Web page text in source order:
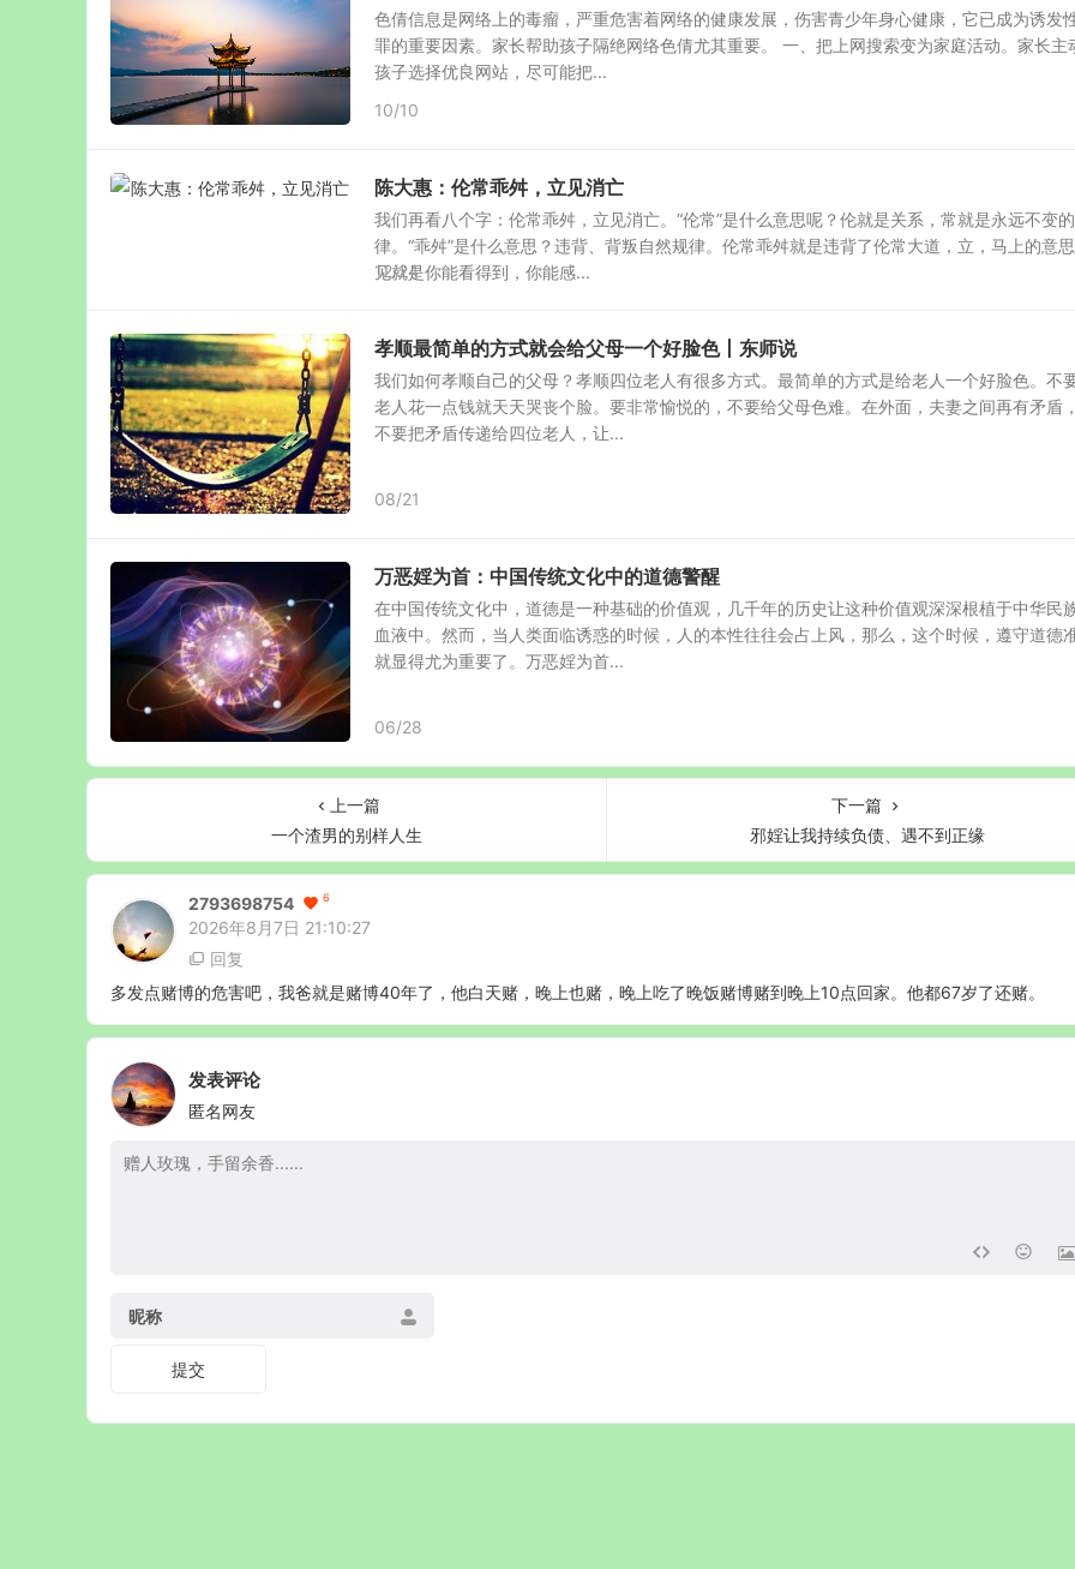
色倩信息是网络上的毒瘤，严重危害着网络的健康发展，伤害青少年身心健康，它已成为诱发
罪的重要因素。家长帮助孩子隔绝网络色倩尤其重要。 一、把上网搜索变为家庭活动。家长主
孩子选择优良网站，尽可能把...
10/10
陈大惠：伦常乖舛，立见消亡
我们再看八个字：伦常乖舛，立见消亡。“伦常”是什么意思呢？伦就是关系，常就是永远不变
律。“乖舛”是什么意思？违背、背叛自然规律。伦常乖舛就是违背了伦常大道，立，马上的意思
见就是你能看得到，你能感...
12/24
孝顺最简单的方式就会给父母一个好脸色丨东师说
我们如何孝顺自己的父母？孝顺四位老人有很多方式。最简单的方式是给老人一个好脸色。不
老人花一点钱就天天哭丧个脸。要非常愉悦的，不要给父母色难。在外面，夫妻之间再有矛盾
不要把矛盾传递给四位老人，让...
08/21
万恶婬为首：中国传统文化中的道德警醒
在中国传统文化中，道德是一种基础的价值观，几千年的历史让这种价值观深深根植于中华民
血液中。然而，当人类面临诱惑的时候，人的本性往往会占上风，那么，这个时候，遵守道德
就显得尤为重要了。万恶婬为首...
06/28
上一篇
一个渣男的别样人生
下一篇
邪婬让我持续负债、遇不到正缘
2793698754 6
2026年8月7日 21:10:27
回复
多发点赌博的危害吧，我爸就是赌博40年了，他白天赌，晚上也赌，晚上吃了晚饭赌博赌到晚上10点回家。他都67岁了还赌。
发表评论
匿名网友
昵称